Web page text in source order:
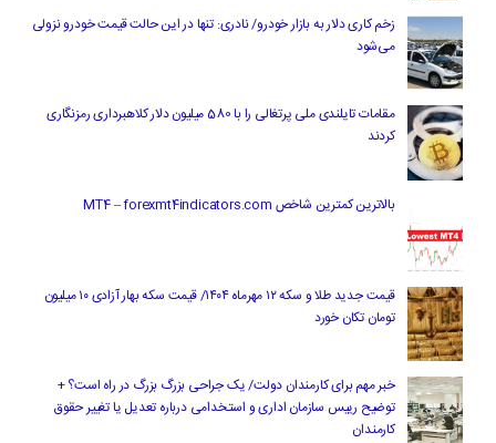
زخم کاری دلار به بازار خودرو/ نادری: تنها در این حالت قیمت خودرو نزولی
می‌شود
مقامات تایلندی ملی پرتغالی را با 580 میلیون دلار کلاهبرداری رمزنگاری
کردند
بالاترین کمترین شاخص MT4 – forexmt4indicators.com
قیمت جدید طلا و سکه ۱۲ مهرماه ۱۴۰۴/ قیمت سکه بهار آزادی ۱۰ میلیون
تومان تکان خورد
خبر مهم برای کارمندان دولت/ یک جراحی بزرگ بزرگ در راه است؟ +
توضیح رییس سازمان اداری و استخدامی درباره تعدیل یا تغییر حقوق
کارمندان